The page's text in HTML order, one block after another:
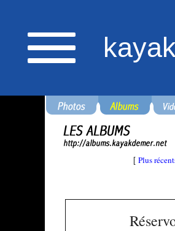
[ Plus